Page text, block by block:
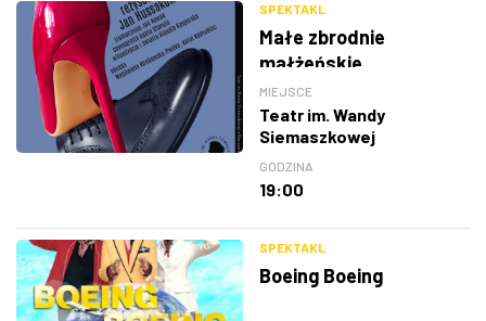
SPEKTAKL
Małe zbrodnie
małżeńskie
MIEJSCE
Teatr im. Wandy
Siemaszkowej
GODZINA
19:00
SPEKTAKL
Boeing Boeing